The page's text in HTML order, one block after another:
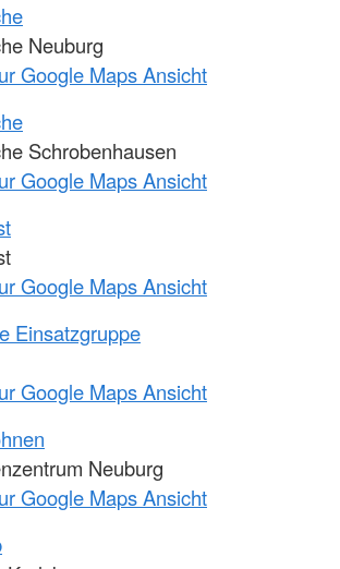
Neuburg
Google Maps Ansicht
Schrobenhausen
Google Maps Ansicht
Google Maps Ansicht
Einsatzgruppe
Google Maps Ansicht
Neuburg
Google Maps Ansicht